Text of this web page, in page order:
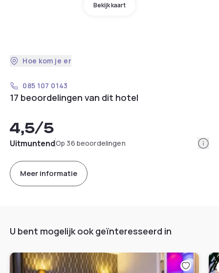
Bekijk kaart
Hoe kom je er
085 107 0143
17 beoordelingen van dit hotel
4,5/5
UitmuntendOp 36 beoordelingen
Meer informatie
U bent mogelijk ook geïnteresseerd in